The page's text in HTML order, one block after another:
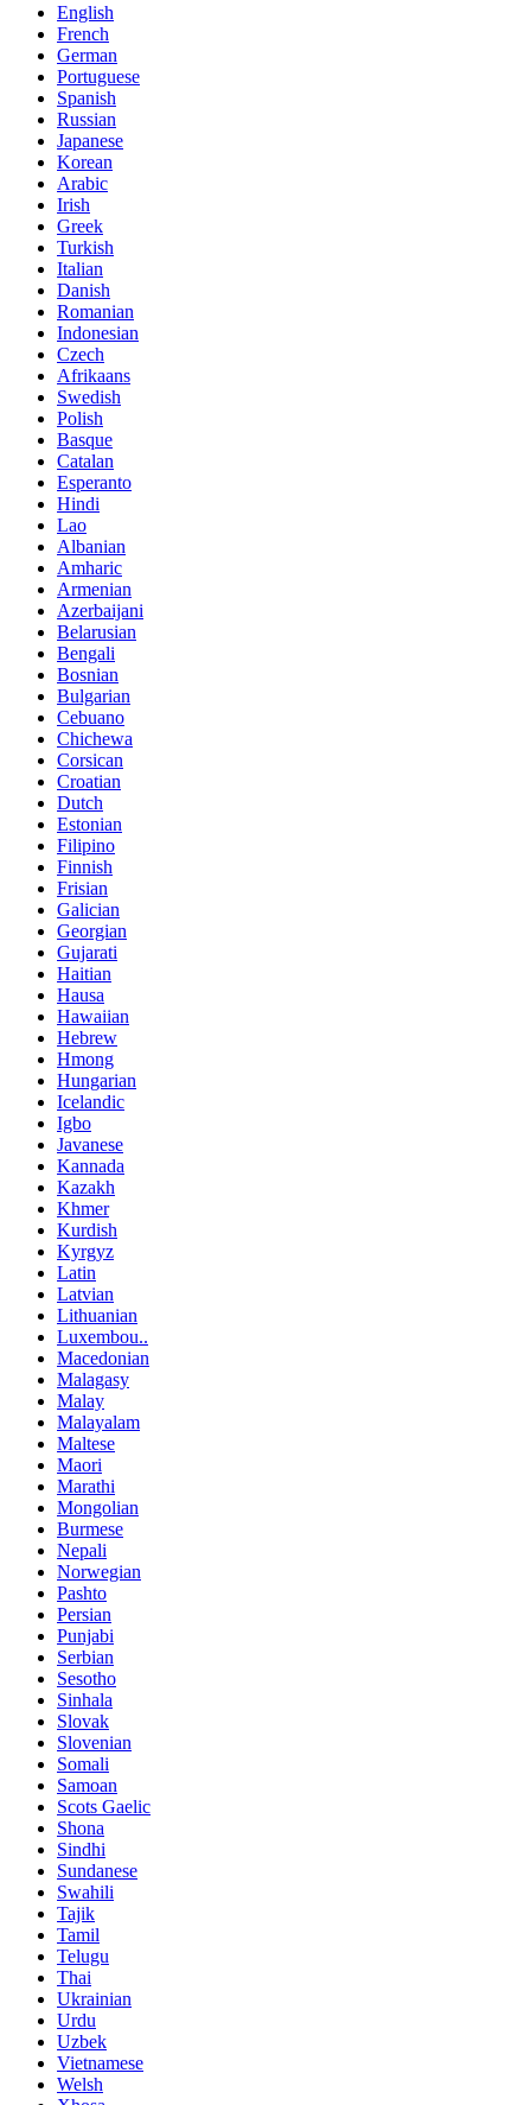
English
French
German
Portuguese
Spanish
Russian
Japanese
Korean
Arabic
Irish
Greek
Turkish
Italian
Danish
Romanian
Indonesian
Czech
Afrikaans
Swedish
Polish
Basque
Catalan
Esperanto
Hindi
Lao
Albanian
Amharic
Armenian
Azerbaijani
Belarusian
Bengali
Bosnian
Bulgarian
Cebuano
Chichewa
Corsican
Croatian
Dutch
Estonian
Filipino
Finnish
Frisian
Galician
Georgian
Gujarati
Haitian
Hausa
Hawaiian
Hebrew
Hmong
Hungarian
Icelandic
Igbo
Javanese
Kannada
Kazakh
Khmer
Kurdish
Kyrgyz
Latin
Latvian
Lithuanian
Luxembou..
Macedonian
Malagasy
Malay
Malayalam
Maltese
Maori
Marathi
Mongolian
Burmese
Nepali
Norwegian
Pashto
Persian
Punjabi
Serbian
Sesotho
Sinhala
Slovak
Slovenian
Somali
Samoan
Scots Gaelic
Shona
Sindhi
Sundanese
Swahili
Tajik
Tamil
Telugu
Thai
Ukrainian
Urdu
Uzbek
Vietnamese
Welsh